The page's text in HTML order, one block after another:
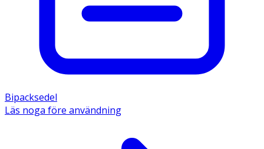
Bipacksedel
Läs noga före användning